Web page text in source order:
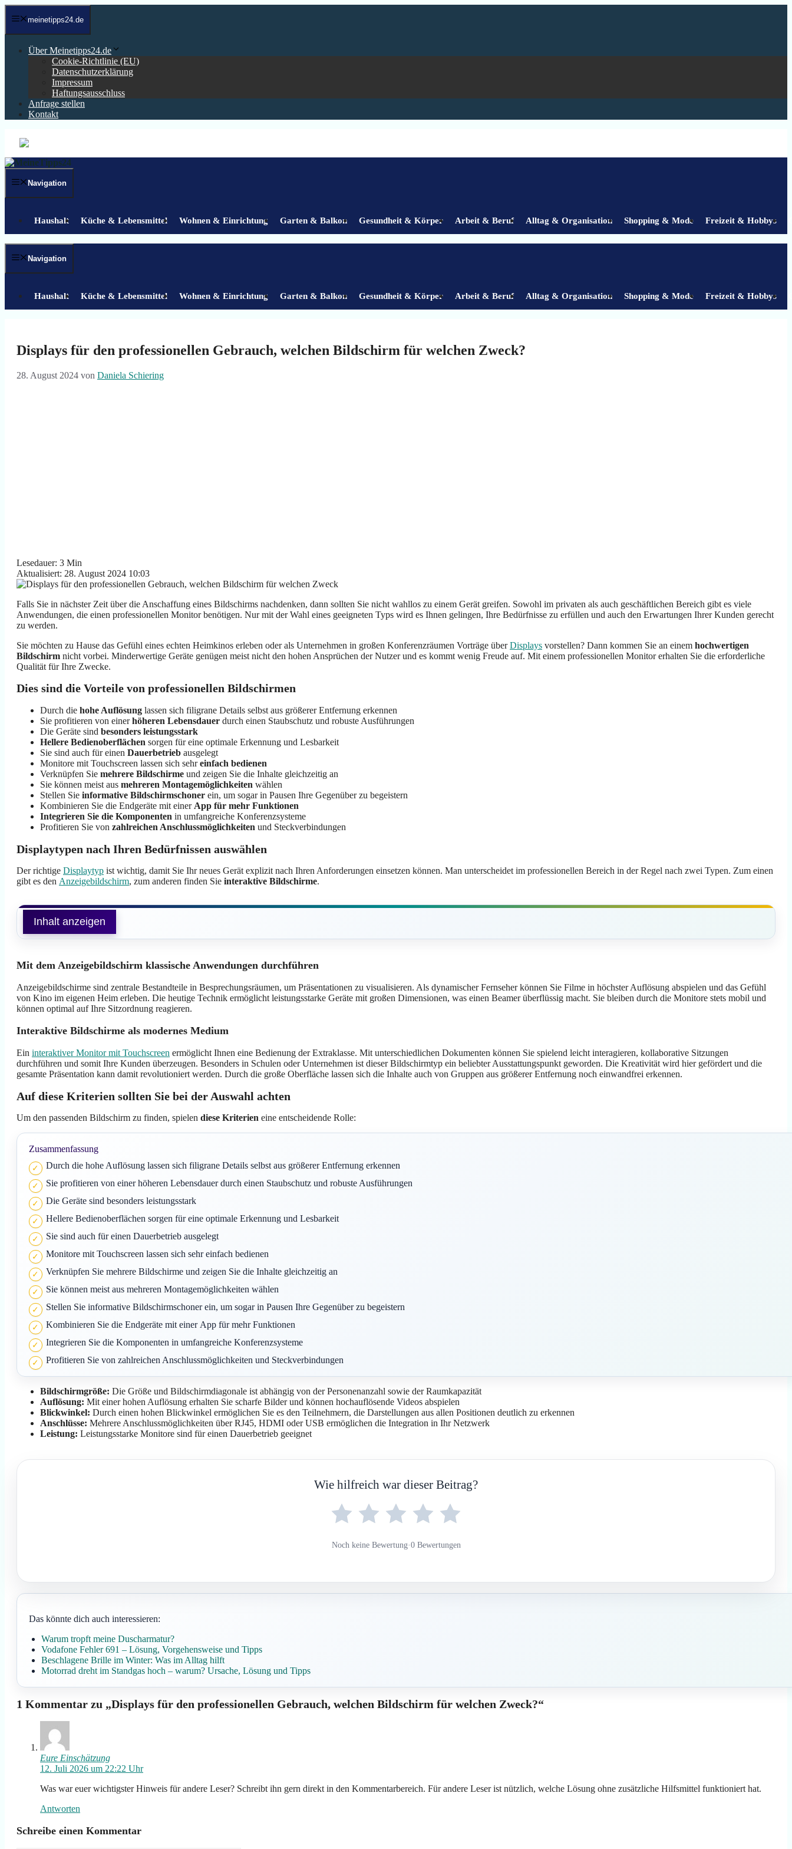
Zum
Inhalt meinetipps24.de
Über Meinetipps24.de
Cookie-Richtlinie (EU)
Datenschutzerklärung
Impressum
Haftungsausschluss
Anfrage stellen
Kontakt
Navigation
Haushalt Küche & Lebensmittel Wohnen & Einrichtung Garten & Balkon Gesundheit & Körper Arbeit & Beruf Alltag & Organisation Shopping & Mode Freizeit & Hobbys
Navigation
Haushalt Küche & Lebensmittel Wohnen & Einrichtung Garten & Balkon Gesundheit & Körper Arbeit & Beruf Alltag & Organisation Shopping & Mode Freizeit & Hobbys
Displays für den professionellen Gebrauch, welchen Bildschirm für welchen Zweck?
28. August 2024 von Daniela Schiering
Lesedauer: 3 Min
Aktualisiert: 28. August 2024 10:03
Falls Sie in nächster Zeit über die Anschaffung eines Bildschirms nachdenken, dann sollten Sie nicht wahllos zu einem Gerät greifen. Sowohl im privaten als auch geschäftlichen Bereich gibt es viele
Anwendungen, die einen professionellen Monitor benötigen. Nur mit der Wahl eines geeigneten Typs wird es Ihnen gelingen, Ihre Bedürfnisse zu erfüllen und auch den Erwartungen Ihrer Kunden gerecht
zu werden.
Sie möchten zu Hause das Gefühl eines echten Heimkinos erleben oder als Unternehmen in großen Konferenzräumen Vorträge überDisplays vorstellen? Dann kommen Sie an einem hochwertigen
Bildschirm nicht vorbei. Minderwertige Geräte genügen meist nicht den hohen Ansprüchen der Nutzer und es kommt wenig Freude auf. Mit einem professionellen Monitor erhalten Sie die erforderliche
Qualität für Ihre Zwecke.
Dies sind die Vorteile von professionellen Bildschirmen
Durch die hohe Auflösung lassen sich filigrane Details selbst aus größerer Entfernung erkennen
Sie profitieren von einerhöheren Lebensdauer durch einen Staubschutz und robuste Ausführungen
Die Geräte sind besonders leistungsstark
Hellere Bedienoberflächen sorgen für eine optimale Erkennung und Lesbarkeit
Sie sind auch für einen Dauerbetrieb ausgelegt
Monitore mit Touchscreen lassen sich sehreinfach bedienen
Verknüpfen Sie mehrere Bildschirme und zeigen Sie die Inhalte gleichzeitig an
Sie können meist aus mehreren Montagemöglichkeiten wählen
Stellen Sie informative Bildschirmschoner ein, um sogar in Pausen Ihre Gegenüber zu begeistern
Kombinieren Sie die Endgeräte mit einer App für mehr Funktionen
Integrieren Sie die Komponenten in umfangreiche Konferenzsysteme
Profitieren Sie von zahlreichen Anschlussmöglichkeiten und Steckverbindungen
Displaytypen nach Ihren Bedürfnissen auswählen
Der richtige Displaytyp ist wichtig, damit Sie Ihr neues Gerät explizit nach Ihren Anforderungen einsetzen können. Man unterscheidet im professionellen Bereich in der Regel nach zwei Typen. Zum einen
gibt es den Anzeigebildschirm, zum anderen finden Sie interaktive Bildschirme.
Inhalt anzeigen
Mit dem Anzeigebildschirm klassische Anwendungen durchführen
Anzeigebildschirme sind zentrale Bestandteile in Besprechungsräumen, um Präsentationen zu visualisieren. Als dynamischer Fernseher können Sie Filme in höchster Auflösung abspielen und das Gefühl
von Kino im eigenen Heim erleben. Die heutige Technik ermöglicht leistungsstarke Geräte mit großen Dimensionen, was einen Beamer überflüssig macht. Sie bleiben durch die Monitore stets mobil und
können optimal auf Ihre Sitzordnung reagieren.
Interaktive Bildschirme als modernes Medium
Ein interaktiver Monitor mit Touchscreen ermöglicht Ihnen eine Bedienung der Extraklasse. Mit unterschiedlichen Dokumenten können Sie spielend leicht interagieren, kollaborative Sitzungen
durchführen und somit Ihre Kunden überzeugen. Besonders in Schulen oder Unternehmen ist dieser Bildschirmtyp ein beliebter Ausstattungspunkt geworden. Die Kreativität wird hier gefördert und die
gesamte Präsentation kann damit revolutioniert werden. Durch die große Oberfläche lassen sich die Inhalte auch von Gruppen aus größerer Entfernung noch einwandfrei erkennen.
Auf diese Kriterien sollten Sie bei der Auswahl achten
Um den passenden Bildschirm zu finden, spielen diese Kriterien eine entscheidende Rolle:
Zusammenfassung
Durch die hohe Auflösung lassen sich filigrane Details selbst aus größerer Entfernung erkennen
Sie profitieren von einer höheren Lebensdauer durch einen Staubschutz und robuste Ausführungen
Die Geräte sind besonders leistungsstark
Hellere Bedienoberflächen sorgen für eine optimale Erkennung und Lesbarkeit
Sie sind auch für einen Dauerbetrieb ausgelegt
Monitore mit Touchscreen lassen sich sehr einfach bedienen
Verknüpfen Sie mehrere Bildschirme und zeigen Sie die Inhalte gleichzeitig an
Sie können meist aus mehreren Montagemöglichkeiten wählen
Stellen Sie informative Bildschirmschoner ein, um sogar in Pausen Ihre Gegenüber zu begeistern
Kombinieren Sie die Endgeräte mit einer App für mehr Funktionen
Integrieren Sie die Komponenten in umfangreiche Konferenzsysteme
Profitieren Sie von zahlreichen Anschlussmöglichkeiten und Steckverbindungen
Bildschirmgröße: Die Größe und Bildschirmdiagonale ist abhängig von der Personenanzahl sowie der Raumkapazität
Auflösung: Mit einer hohen Auflösung erhalten Sie scharfe Bilder und können hochauflösende Videos abspielen
Blickwinkel: Durch einen hohen Blickwinkel ermöglichen Sie es den Teilnehmern, die Darstellungen aus allen Positionen deutlich zu erkennen
Anschlüsse: Mehrere Anschlussmöglichkeiten über RJ45, HDMI oder USB ermöglichen die Integration in Ihr Netzwerk
Leistung: Leistungsstarke Monitore sind für einen Dauerbetrieb geeignet
Wie hilfreich war dieser Beitrag?
Noch keine Bewertung·0 Bewertungen
Das könnte dich auch interessieren:
Warum tropft meine Duscharmatur?
Vodafone Fehler 691 – Lösung, Vorgehensweise und Tipps
Beschlagene Brille im Winter: Was im Alltag hilft
Motorrad dreht im Standgas hoch – warum? Ursache, Lösung und Tipps
1 Kommentar zu „Displays für den professionellen Gebrauch, welchen Bildschirm für welchen Zweck?“
Eure Einschätzung
12. Juli 2026 um 22:22 Uhr
Was war euer wichtigster Hinweis für andere Leser? Schreibt ihn gern direkt in den Kommentarbereich. Für andere Leser ist nützlich, welche Lösung ohne zusätzliche Hilfsmittel funktioniert hat.
Antworten
Schreibe einen Kommentar